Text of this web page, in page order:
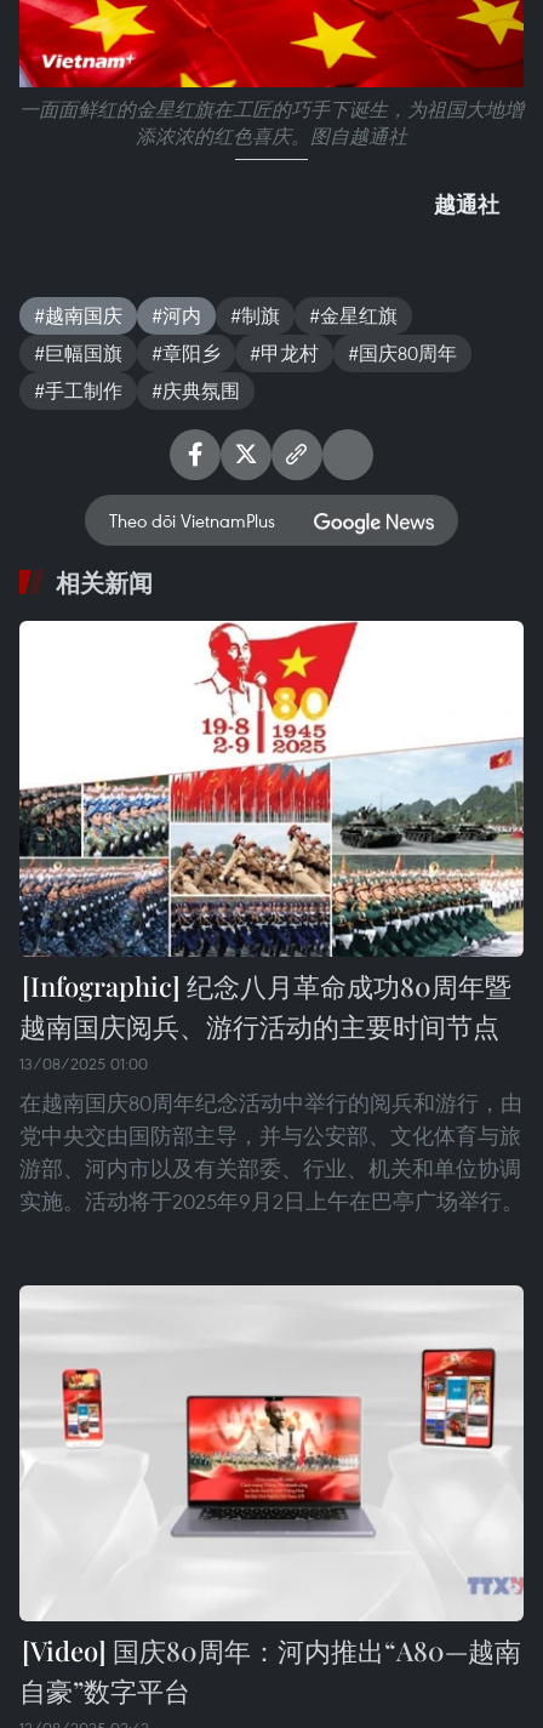
一面面鲜红的金星红旗在工匠的巧手下诞生，为祖国大地增
添浓浓的红色喜庆。图自越通社
越通社
#越南国庆 #河内 #制旗
#金星红旗
#巨幅国旗
#章阳乡 #甲龙村
#国庆80周年
#手工制作
#庆典氛围
Theo dõi VietnamPlus
相关新闻
纪念八月革命成功80周年暨
越南国庆阅兵、游行活动的主要时间节点
13/08/2025 01:00
在越南国庆80周年纪念活动中举行的阅兵和游行，由
党中央交由国防部主导，并与公安部、文化体育与旅
游部、河内市以及有关部委、行业、机关和单位协调
实施。活动将于2025年9月2日上午在巴亭广场举行。
国庆80周年：河内推出“A80—越南
自豪”数字平台